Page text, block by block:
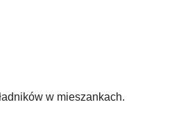
w mieszankach.